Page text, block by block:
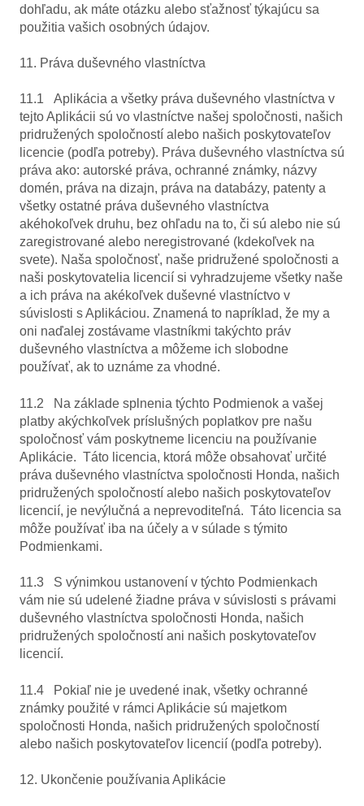
dohľadu, ak máte otázku alebo sťažnosť týkajúcu sa
použitia vašich osobných údajov.
11. Práva duševného vlastníctva
11.1 Aplikácia a všetky práva duševného vlastníctva v
tejto Aplikácii sú vo vlastníctve našej spoločnosti, našich
pridružených spoločností alebo našich poskytovateľov
licencie (podľa potreby). Práva duševného vlastníctva sú
práva ako: autorské práva, ochranné známky, názvy
domén, práva na dizajn, práva na databázy, patenty a
všetky ostatné práva duševného vlastníctva
akéhokoľvek druhu, bez ohľadu na to, či sú alebo nie sú
zaregistrované alebo neregistrované (kdekoľvek na
svete). Naša spoločnosť, naše pridružené spoločnosti a
naši poskytovatelia licencií si vyhradzujeme všetky naše
a ich práva na akékoľvek duševné vlastníctvo v
súvislosti s Aplikáciou. Znamená to napríklad, že my a
oni naďalej zostávame vlastníkmi takýchto práv
duševného vlastníctva a môžeme ich slobodne
používať, ak to uznáme za vhodné.
11.2 Na základe splnenia týchto Podmienok a vašej
platby akýchkoľvek príslušných poplatkov pre našu
spoločnosť vám poskytneme licenciu na používanie
Aplikácie. Táto licencia, ktorá môže obsahovať určité
práva duševného vlastníctva spoločnosti Honda, našich
pridružených spoločností alebo našich poskytovateľov
licencií, je nevýlučná a neprevoditeľná. Táto licencia sa
môže používať iba na účely a v súlade s týmito
Podmienkami.
11.3 S výnimkou ustanovení v týchto Podmienkach
vám nie sú udelené žiadne práva v súvislosti s právami
duševného vlastníctva spoločnosti Honda, našich
pridružených spoločností ani našich poskytovateľov
licencií.
11.4 Pokiaľ nie je uvedené inak, všetky ochranné
známky použité v rámci Aplikácie sú majetkom
spoločnosti Honda, našich pridružených spoločností
alebo našich poskytovateľov licencií (podľa potreby).
12. Ukončenie používania Aplikácie